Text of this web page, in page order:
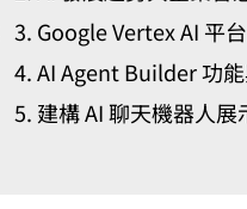
Google Vertex AI 平
AI Agent Builder 功
建構 AI 聊天機器人展